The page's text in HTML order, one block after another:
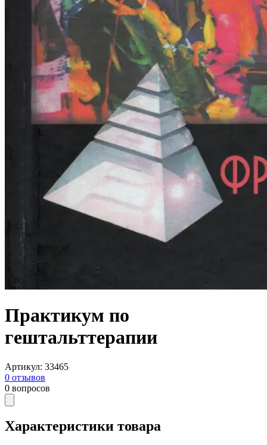
Практикум по
гештальттерапии
Артикул: 33465
0 отзывов
0 вопросов
Характеристики товара